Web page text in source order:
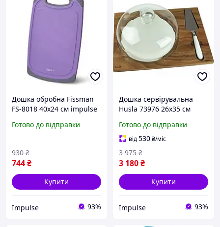
Дошка обробна Fissman
FS-8018 40х24 см impulse
Готово до відправки
744₴
930 ₴
Купити
Impulse 93%
Дошка сервірувальна
Husla 73976 26х35 см
Готово до відправки
від530₴/міс
3 180₴
3 975 ₴
Купити
Impulse 93%